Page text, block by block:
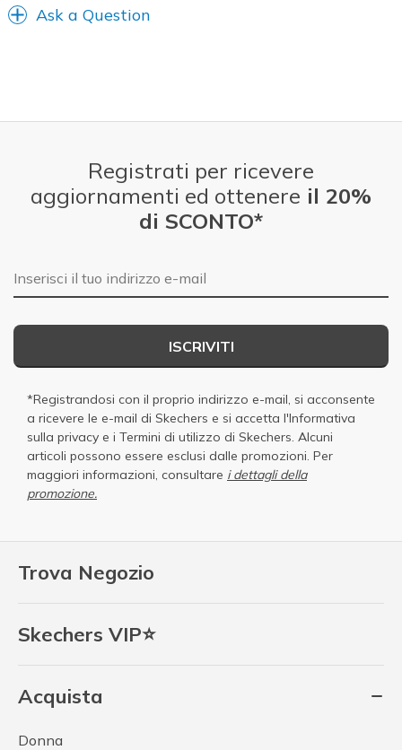
Ask a Question
Trova Negozio
Skechers VIP⭐
Acquista
Donna
Registrati per ricevere
aggiornamenti ed ottenere il 20%
di SCONTO*
E-mail
ISCRIVITI
*Registrandosi con il proprio indirizzo e-mail, si acconsente
a ricevere le e-mail di Skechers e si accetta l'Informativa
sulla privacy e i Termini di utilizzo di Skechers. Alcuni
articoli possono essere esclusi dalle promozioni. Per
maggiori informazioni, consultare i dettagli della
promozione.